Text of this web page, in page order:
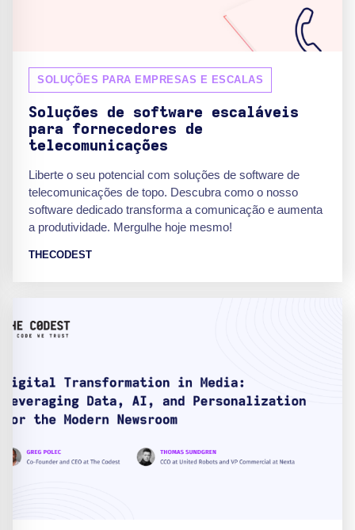
SOLUÇÕES PARA EMPRESAS E ESCALAS
Soluções de software escaláveis
para fornecedores de
telecomunicações
Liberte o seu potencial com soluções de software de
telecomunicações de topo. Descubra como o nosso
software dedicado transforma a comunicação e aumenta
a produtividade. Mergulhe hoje mesmo!
THECODEST